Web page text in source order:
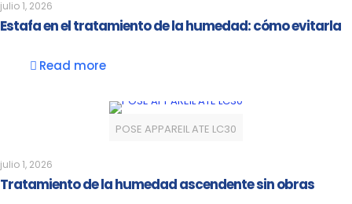
julio 1, 2026
Estafa en el tratamiento de la humedad: cómo evitarla
Read more
POSE APPAREIL ATE LC30
julio 1, 2026
Tratamiento de la humedad ascendente sin obras